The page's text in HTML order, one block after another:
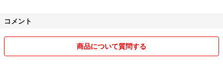
発送の際は送料を抑えるために小さく畳んで発送いたしますのでご了承
コメント
商品について質問する